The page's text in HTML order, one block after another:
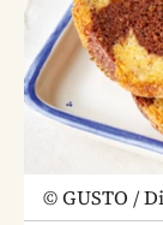
©GUSTO /